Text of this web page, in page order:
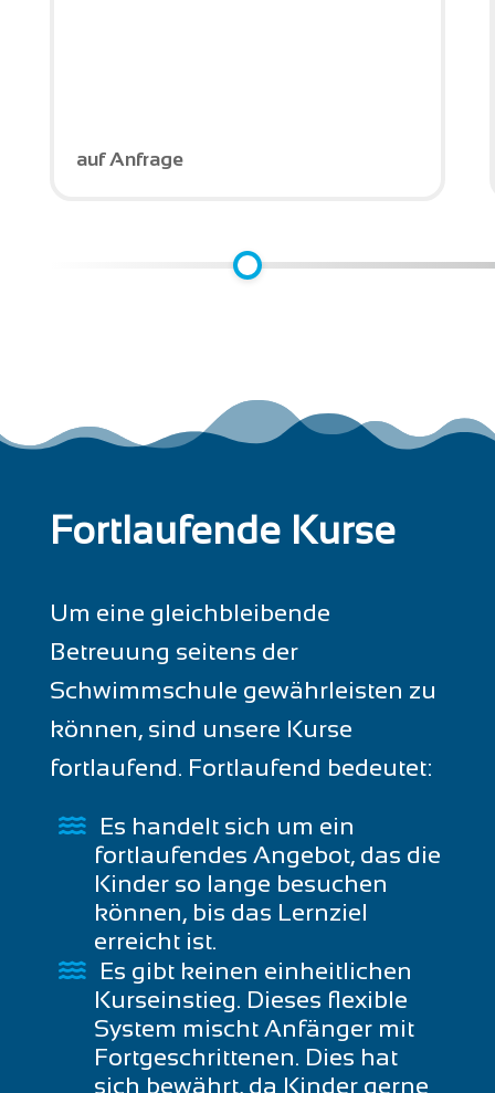
auf Anfrage
Fortlaufende Kurse
Um eine gleichbleibende
Betreuung seitens der
Schwimmschule gewährleisten zu
können, sind unsere Kurse
fortlaufend. Fortlaufend bedeutet:
Es handelt sich um ein
fortlaufendes Angebot, das die
Kinder so lange besuchen
können, bis das Lernziel
erreicht ist.
Es gibt keinen einheitlichen
Kurseinstieg. Dieses flexible
System mischt Anfänger mit
Fortgeschrittenen. Dies hat
sich bewährt, da Kinder gerne